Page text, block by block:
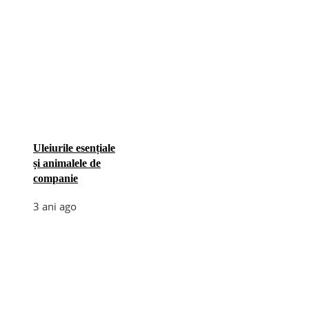
Uleiurile esențiale
și animalele de
companie
3 ani ago